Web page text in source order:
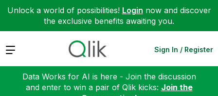
Unlock a world of possibilities! Login now and discover
the exclusive benefits awaiting you.
Expand Sign In / Register
Data Works for AI is here - Join the discussion
and enter to win a pair of Qlik kicks: Join the